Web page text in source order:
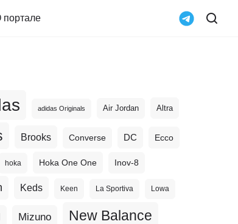
портале
adidas Originals Air Jordan Altra
Brooks Converse DC Ecco
hoka Hoka One One Inov-8
Keds Keen La Sportiva Lowa
Mizuno New Balance